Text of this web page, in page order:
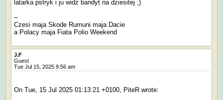
latarka pstryk i ju widz bandyt na dziesitej ;)
--
Czesi maja Skode Rumuni maja Dacie
a Polacy maja Fiata Polio Weekend
J.F
Guest
Tue Jul 15, 2025 9:56 am
On Tue, 15 Jul 2025 01:13:21 +0100, PiteR wrote: